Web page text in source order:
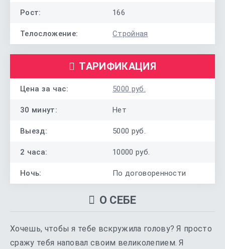
Рост: 166
Телосложение: Стройная
ТАРИФИКАЦИЯ
Цена за час: 5000 руб.
30 минут: Нет
Выезд: 5000 руб.
2 часа: 10000 руб.
Ночь: По договоренности
О СЕБЕ
Хочешь, чтобы я тебе вскружила голову? Я просто
сражу тебя наповал своим великолепием. Я